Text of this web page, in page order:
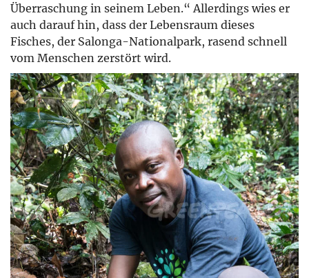
Überraschung in seinem Leben.“ Allerdings wies er
auch darauf hin, dass der Lebensraum dieses
Fisches, der Salonga-Nationalpark, rasend schnell
vom Menschen zerstört wird.